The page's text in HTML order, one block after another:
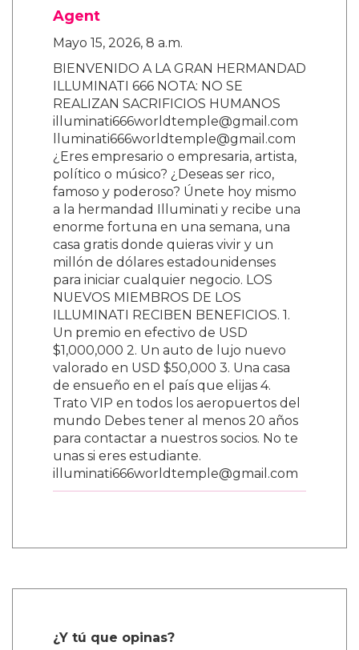
Agent
Mayo 15, 2026, 8 a.m.
BIENVENIDO A LA GRAN HERMANDAD
ILLUMINATI 666 NOTA: NO SE
REALIZAN SACRIFICIOS HUMANOS
illuminati666worldtemple@gmail.com
lluminati666worldtemple@gmail.com
¿Eres empresario o empresaria, artista,
político o músico? ¿Deseas ser rico,
famoso y poderoso? Únete hoy mismo
a la hermandad Illuminati y recibe una
enorme fortuna en una semana, una
casa gratis donde quieras vivir y un
millón de dólares estadounidenses
para iniciar cualquier negocio. LOS
NUEVOS MIEMBROS DE LOS
ILLUMINATI RECIBEN BENEFICIOS. 1.
Un premio en efectivo de USD
$1,000,000 2. Un auto de lujo nuevo
valorado en USD $50,000 3. Una casa
de ensueño en el país que elijas 4.
Trato VIP en todos los aeropuertos del
mundo Debes tener al menos 20 años
para contactar a nuestros socios. No te
unas si eres estudiante.
illuminati666worldtemple@gmail.com
¿Y tú que opinas?